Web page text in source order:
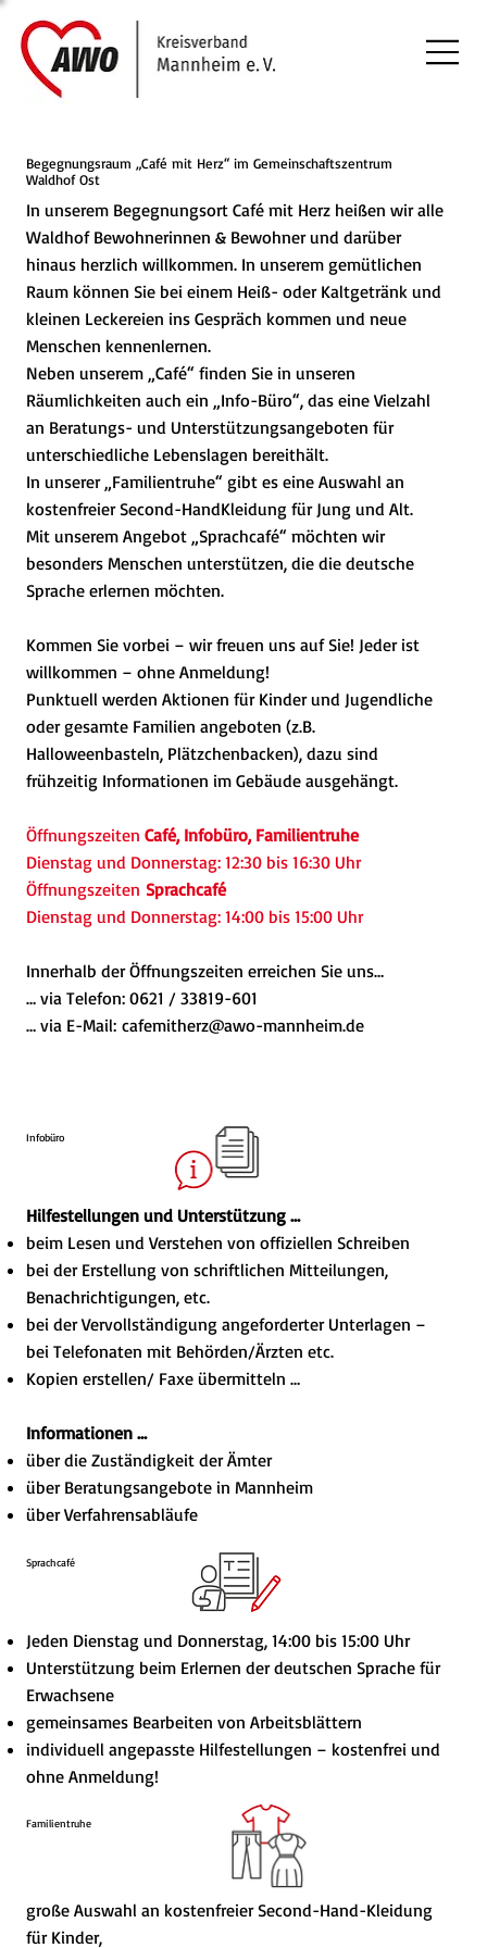
Begegnungsraum „Café mit Herz“ im Gemeinschaftszentrum
Waldhof Ost
In unserem Begegnungsort Café mit Herz heißen wir alle
Waldhof Bewohnerinnen & Bewohner und darüber
hinaus herzlich willkommen. In unserem gemütlichen
Raum können Sie bei einem Heiß- oder Kaltgetränk und
kleinen Leckereien ins Gespräch kommen und neue
Menschen kennenlernen.
Neben unserem „Café“ finden Sie in unseren
Räumlichkeiten auch ein „Info-Büro“, das eine Vielzahl
an Beratungs- und Unterstützungsangeboten für
unterschiedliche Lebenslagen bereithält.
In unserer „Familientruhe“ gibt es eine Auswahl an
kostenfreier Second-HandKleidung für Jung und Alt.
Mit unserem Angebot „Sprachcafé“ möchten wir
besonders Menschen unterstützen, die die deutsche
Sprache erlernen möchten.
Kommen Sie vorbei – wir freuen uns auf Sie! Jeder ist
willkommen – ohne Anmeldung!
Punktuell werden Aktionen für Kinder und Jugendliche
oder gesamte Familien angeboten (z.B.
Halloweenbasteln, Plätzchenbacken), dazu sind
frühzeitig Informationen im Gebäude ausgehängt.
Öffnungszeiten Café, Infobüro, Familientruhe
Dienstag und Donnerstag: 12:30 bis 16:30 Uhr
Öffnungszeiten Sprachcafé
Dienstag und Donnerstag: 14:00 bis 15:00 Uhr
Innerhalb der Öffnungszeiten erreichen Sie uns…
… via Telefon: 0621 / 33819-601
… via E-Mail: cafemitherz@awo-mannheim.de
Infobüro
Hilfestellungen und Unterstützung …
beim Lesen und Verstehen von offiziellen Schreiben
bei der Erstellung von schriftlichen Mitteilungen,
Benachrichtigungen, etc.
bei der Vervollständigung angeforderter Unterlagen –
bei Telefonaten mit Behörden/Ärzten etc.
Kopien erstellen/ Faxe übermitteln …
Informationen …
über die Zuständigkeit der Ämter
über Beratungsangebote in Mannheim
über Verfahrensabläufe
Sprachcafé
Jeden Dienstag und Donnerstag, 14:00 bis 15:00 Uhr
Unterstützung beim Erlernen der deutschen Sprache für
Erwachsene
gemeinsames Bearbeiten von Arbeitsblättern
individuell angepasste Hilfestellungen – kostenfrei und
ohne Anmeldung!
Familientruhe
große Auswahl an kostenfreier Second-Hand-Kleidung
für Kinder,